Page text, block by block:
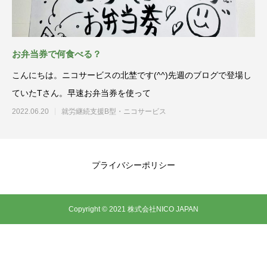
お弁当券で何食べる？
こんにちは。ニコサービスの北埜です(^^)先週のブログで登場し
ていたTさん。早速お弁当券を使って
2022.06.20 就労継続支援B型・ニコサービス
プライバシーポリシー
Copyright © 2021 株式会社NICO JAPAN